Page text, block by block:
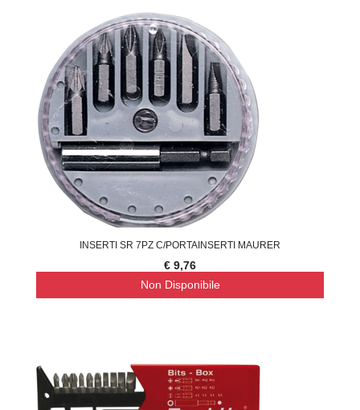
INSERTI SR 7PZ C/PORTAINSERTI MAURER
€ 9,76
Non Disponibile